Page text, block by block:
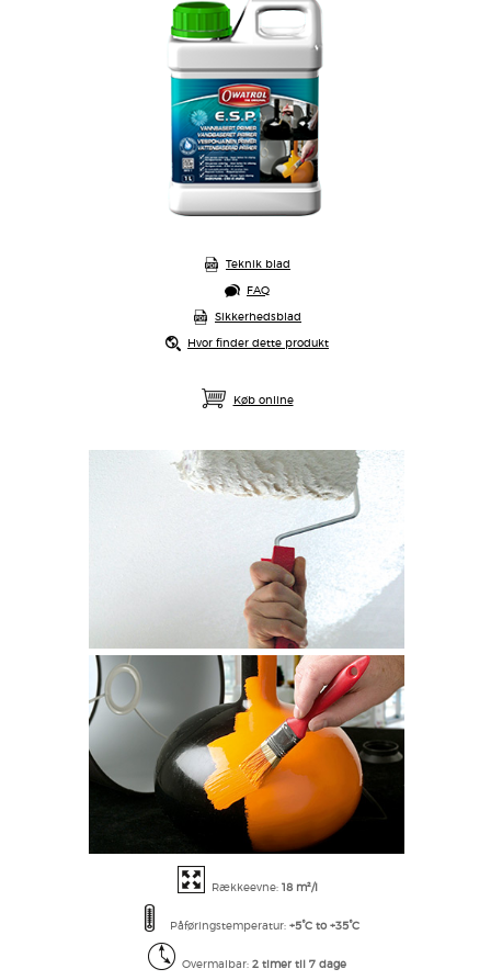
Teknik blad
FAQ
Sikkerhedsblad
Hvor finder dette produkt
Køb online
Rækkeevne: 18 m²/l
Påføringstemperatur: +5°C to +35°C
Overmalbar: 2 timer til 7 dage